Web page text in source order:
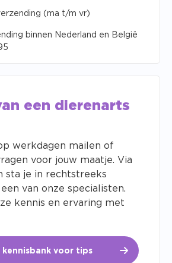
(ma t/m vr)
binnen Nederland en België
een dierenarts
werkdagen mailen of
voor jouw maatje. Via
sta je in rechtstreeks
van onze specialisten.
kennis en ervaring met
kennisbank voor tips